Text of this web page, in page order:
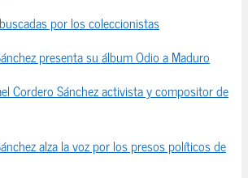
por los coleccionistas
presenta su álbum Odio a Maduro
Cordero Sánchez activista y compositor de
alza la voz por los presos políticos de